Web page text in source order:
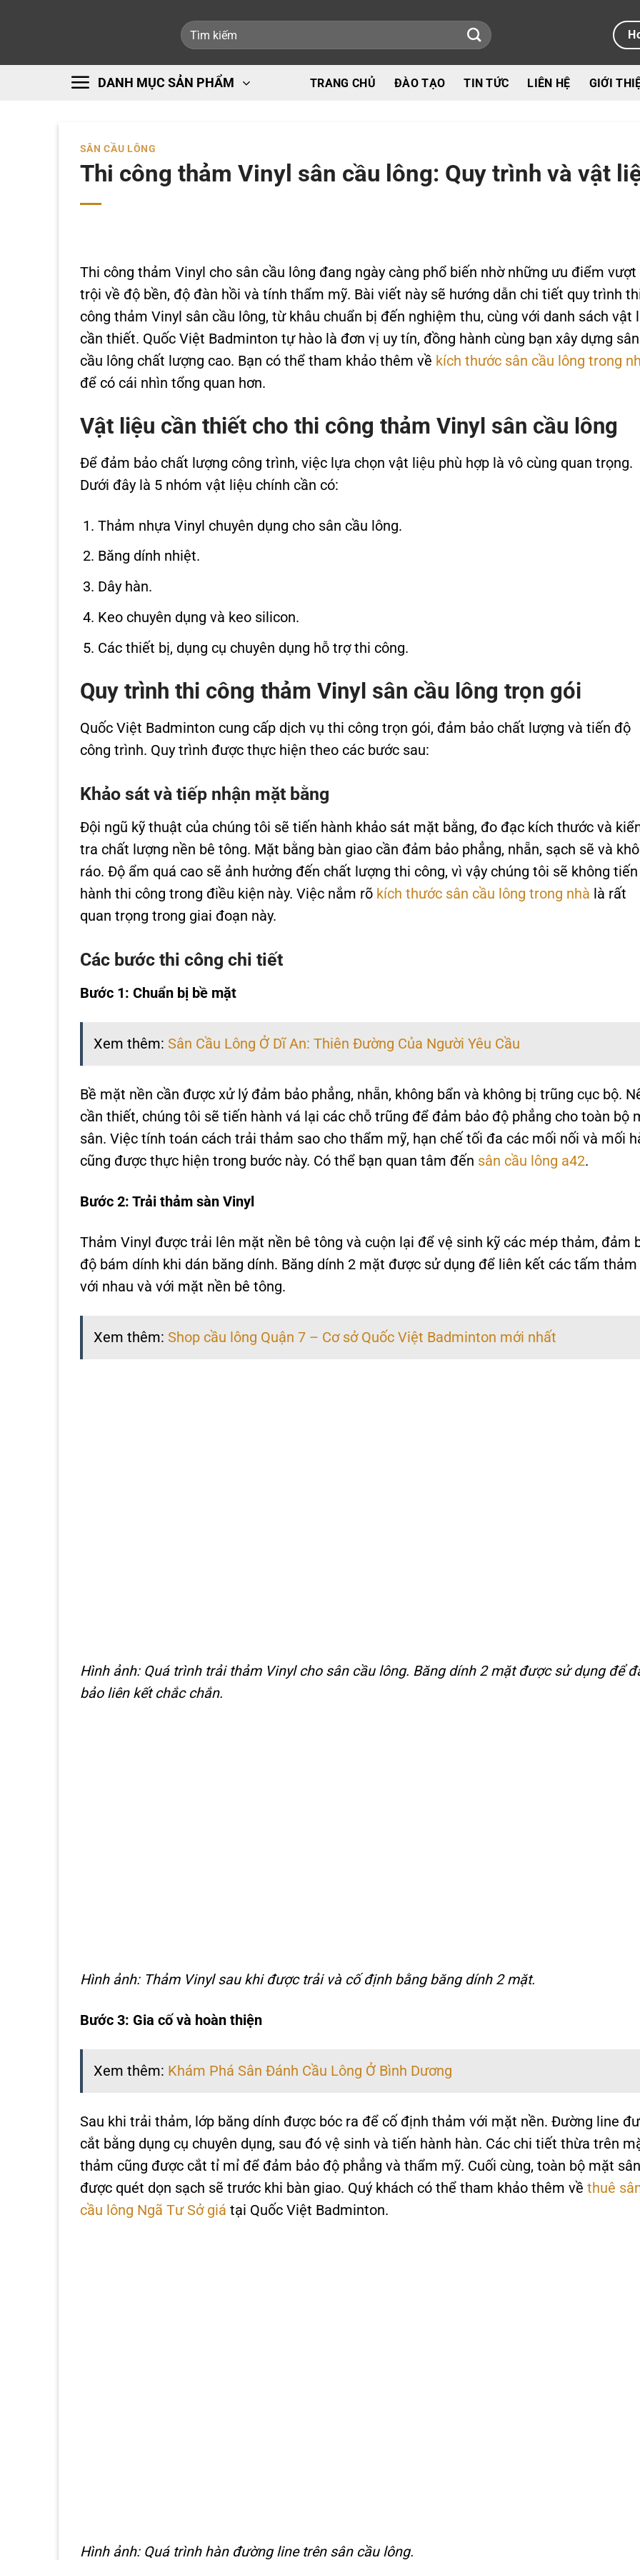
Tìm
kiếm:
DANH MỤC SẢN PHẨM TRANG CHỦ ĐÀO TẠO TIN TỨC LIÊN HỆ GIỚI
SÂN CẦU LÔNG
Thi công thảm Vinyl sân cầu lông: Quy trình và vật
Thi công thảm Vinyl cho sân cầu lông đang ngày càng phổ biến nhờ những ưu điểm vượt
trội về độ bền, độ đàn hồi và tính thẩm mỹ. Bài viết này sẽ hướng dẫn chi tiết quy trình
công thảm Vinyl sân cầu lông, từ khâu chuẩn bị đến nghiệm thu, cùng với danh sách vật
cần thiết. Quốc Việt Badminton tự hào là đơn vị uy tín, đồng hành cùng bạn xây dựng sân
cầu lông chất lượng cao. Bạn có thể tham khảo thêm về kích thước sân cầu lông trong
để có cái nhìn tổng quan hơn.
Vật liệu cần thiết cho thi công thảm Vinyl sân cầu lông
Để đảm bảo chất lượng công trình, việc lựa chọn vật liệu phù hợp là vô cùng quan trọng.
Dưới đây là 5 nhóm vật liệu chính cần có:
Thảm nhựa Vinyl chuyên dụng cho sân cầu lông.
Băng dính nhiệt.
Dây hàn.
Keo chuyên dụng và keo silicon.
Các thiết bị, dụng cụ chuyên dụng hỗ trợ thi công.
Quy trình thi công thảm Vinyl sân cầu lông trọn gói
Quốc Việt Badminton cung cấp dịch vụ thi công trọn gói, đảm bảo chất lượng và tiến độ
công trình. Quy trình được thực hiện theo các bước sau:
Khảo sát và tiếp nhận mặt bằng
Đội ngũ kỹ thuật của chúng tôi sẽ tiến hành khảo sát mặt bằng, đo đạc kích thước và
tra chất lượng nền bê tông. Mặt bằng bàn giao cần đảm bảo phẳng, nhẵn, sạch sẽ và khô
ráo. Độ ẩm quá cao sẽ ảnh hưởng đến chất lượng thi công, vì vậy chúng tôi sẽ không tiến
hành thi công trong điều kiện này. Việc nắm rõ kích thước sân cầu lông trong nhà là rất
quan trọng trong giai đoạn này.
Các bước thi công chi tiết
Bước 1: Chuẩn bị bề mặt
Xem thêm: Sân Cầu Lông Ở Dĩ An: Thiên Đường Của Người Yêu Cầu
Bề mặt nền cần được xử lý đảm bảo phẳng, nhẵn, không bẩn và không bị trũng cục bộ.
cần thiết, chúng tôi sẽ tiến hành vá lại các chỗ trũng để đảm bảo độ phẳng cho toàn bộ
sân. Việc tính toán cách trải thảm sao cho thẩm mỹ, hạn chế tối đa các mối nối và mối
cũng được thực hiện trong bước này. Có thể bạn quan tâm đến sân cầu lông a42.
Bước 2: Trải thảm sàn Vinyl
Thảm Vinyl được trải lên mặt nền bê tông và cuộn lại để vệ sinh kỹ các mép thảm, đảm
độ bám dính khi dán băng dính. Băng dính 2 mặt được sử dụng để liên kết các tấm thảm
với nhau và với mặt nền bê tông.
Xem thêm: Shop cầu lông Quận 7 – Cơ sở Quốc Việt Badminton mới nhất
Hình ảnh: Quá trình trải thảm Vinyl cho sân cầu lông. Băng dính 2 mặt được sử dụng để
bảo liên kết chắc chắn.
Hình ảnh: Thảm Vinyl sau khi được trải và cố định bằng băng dính 2 mặt.
Bước 3: Gia cố và hoàn thiện
Xem thêm: Khám Phá Sân Đánh Cầu Lông Ở Bình Dương
Sau khi trải thảm, lớp băng dính được bóc ra để cố định thảm với mặt nền. Đường line
cắt bằng dụng cụ chuyên dụng, sau đó vệ sinh và tiến hành hàn. Các chi tiết thừa trên
thảm cũng được cắt tỉ mỉ để đảm bảo độ phẳng và thẩm mỹ. Cuối cùng, toàn bộ mặt sân
được quét dọn sạch sẽ trước khi bàn giao. Quý khách có thể tham khảo thêm về thuê
cầu lông Ngã Tư Sở giá tại Quốc Việt Badminton.
Hình ảnh: Quá trình hàn đường line trên sân cầu lông.